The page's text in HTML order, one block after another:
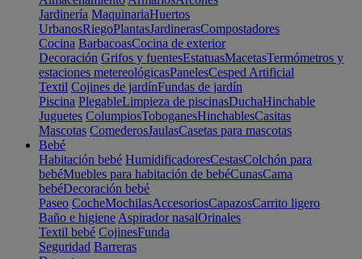
Jardinería MaquinariaHuertos
UrbanosRiegoPlantasJardinerasCompostadores
Cocina BarbacoasCocina de exterior
Decoración Grifos y fuentesEstatuasMacetasTermómetros y
estaciones metereológicasPanelesCesped Artificial
Textil Cojines de jardínFundas de jardín
Piscina PlegableLimpieza de piscinasDuchaHinchable
Juguetes ColumpiosToboganesHinchablesCasitas
Mascotas ComederosJaulasCasetas para mascotas
Bebé
Habitación bebé HumidificadoresCestasColchón para
bebéMuebles para habitación de bebéCunasCama
bebéDecoración bebé
Paseo CocheMochilasAccesoriosCapazosCarrito ligero
Baño e higiene Aspirador nasalOrinales
Textil bebé CojinesFunda
Seguridad Barreras